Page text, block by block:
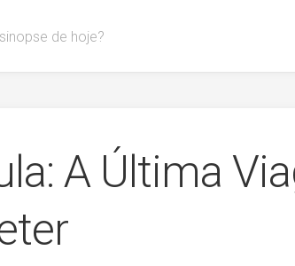
de hoje?
A Última